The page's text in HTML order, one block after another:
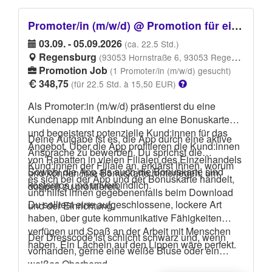
Promoter/in (m/w/d) @ Promotion für eine Kundenapp mit Anbindung an die Bonuskarte
03.09. - 05.09.2026 (ca. 22.5 Std.)
Regensburg (93053 Hornstraße 6, 93053 Regensburg)
Promotion Job (1 Promoter/in (m/w/d) gesucht)
348,75 (für 22.5 Std. à 15,50 EUR)
Als Promoter:in (m/w/d) präsentierst du eine
Kundenapp mit Anbindung an eine Bonuskarte
und begeisterst potenzielle Kund:innen für das
Angebot. Über die App profitieren die Kund:innen
von Rabatten in vielen Filialen des Einzelhandels
und können ihre Bonuskarte hinterlegen, um
doppelt zu profitieren.
Deine Aufgabe ist es, die App durch eine aktive
Ansprache zu bewerben. Du sprichst die
Kund:innen der Filiale an, erklärst ihnen, worum
es sich bei der App und der Bonuskarte handelt,
und hilfst ihnen gegebenenfalls beim Download
und der Einrichtung.
Sowohl die App als auch die Bonuskarte sind
kostenlos und unverbindlich.
Du solltest eine aufgeschlossene, lockere Art
haben, über gute kommunikative Fähigkeiten
verfügen und Spaß an der Arbeit mit Menschen
haben. Ein Lächeln auf den Lippen wäre perfekt.
Der Dresscode ist schlicht schwarz und, wenn
vorhanden, gerne eine weiße Bluse oder ein
weißes Oberhemd.